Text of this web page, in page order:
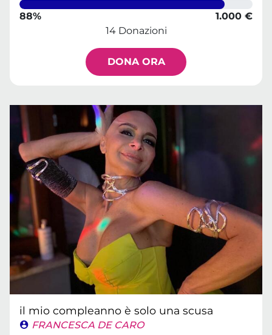
88%
1.000 €
14 Donazioni
DONA ORA
il mio compleanno è solo una scusa
FRANCESCA DE CARO